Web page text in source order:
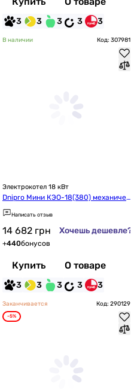
3 3 3 3 3
В наличии Код: 307981
Электрокотел 18 кВт
Dnipro Мини КЭО-18(380) механичес
кий с насосом IBO
Написать отзыв
14 682 грн Хочешь дешевле?
+440бонусов
Купить О товаре
3 3 3 3 3
Заканчивается Код: 290129
-5%